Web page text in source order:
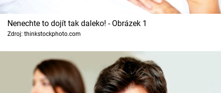
Horoskopy
Sledujte prima+
Filmový festival Karlovy Vary
Nenechte to dojít tak daleko! - Obrázek 1
Zdroj: thinkstockphoto.com